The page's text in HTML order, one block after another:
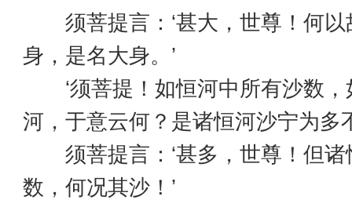
须菩提言：‘甚大，世尊！何以
身，是名大身。’
‘须菩提！如恒河中所有沙数，
河，于意云何？是诸恒河沙宁为多
须菩提言：‘甚多，世尊！但诸
数，何况其沙！’